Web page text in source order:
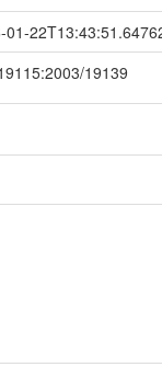
01-
19139